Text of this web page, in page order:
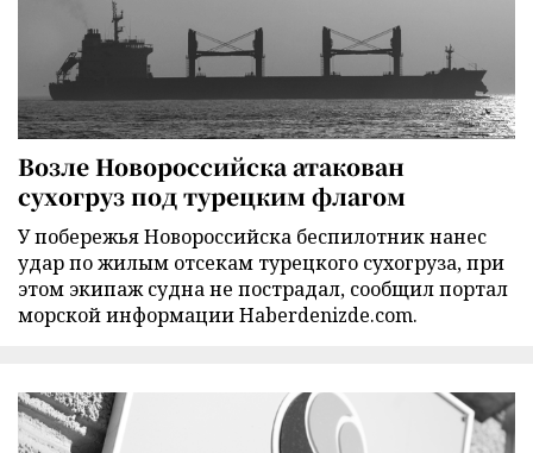
Возле Новороссийска атакован
сухогруз под турецким флагом
У побережья Новороссийска беспилотник нанес
удар по жилым отсекам турецкого сухогруза, при
этом экипаж судна не пострадал, сообщил портал
морской информации Haberdenizde.com.